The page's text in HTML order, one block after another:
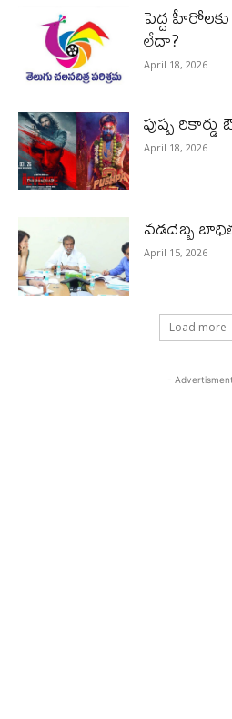
పెద్ద హీరోల‌కు
లేదా?
April 18, 2026
పుష్ప
April 18, 2026
వడదెబ్బ
April 15, 2026
Load more
-